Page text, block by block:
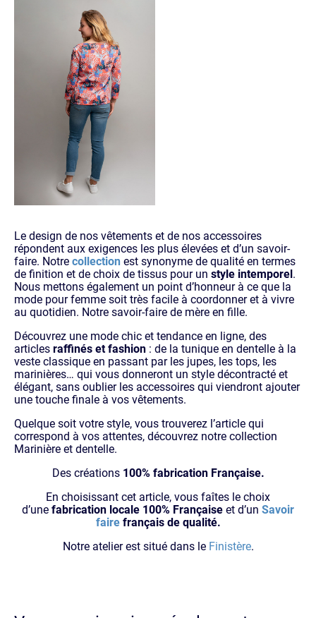
Le design de nos vêtements et de nos accessoires
répondent aux exigences les plus élevées et d’un savoir-
faire. Notre collection est synonyme de qualité en termes
de finition et de choix de tissus pour un style intemporel.
Nous mettons également un point d’honneur à ce que la
mode pour femme soit très facile à coordonner et à vivre
au quotidien. Notre savoir-faire de mère en fille.
Découvrez une mode chic et tendance en ligne, des
articles raffinés et fashion : de la tunique en dentelle à la
veste classique en passant par les jupes, les tops, les
marinières… qui vous donneront un style décontracté et
élégant, sans oublier les accessoires qui viendront ajouter
une touche finale à vos vêtements.
Quelque soit votre style, vous trouverez l’article qui
correspond à vos attentes, découvrez notre collection
Marinière et dentelle.
Des créations 100% fabrication Française.
En choisissant cet article, vous faîtes le choix
d’une fabrication locale 100% Française et d’un Savoir
fairefrançais de qualité.
Notre atelier est situé dans leFinistère.